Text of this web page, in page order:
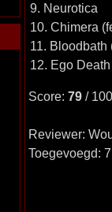
9. Neurotica
10. Chimera
11. Bloodbath
12. Ego
Score: 79/ 100
Reviewer:
Toegevoegd: